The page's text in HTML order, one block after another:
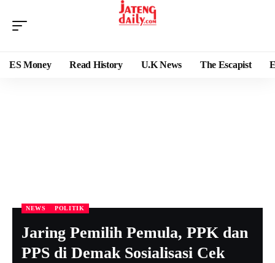
ES Money Read History U.K News The Escapist
NEWS POLITIK
Jaring Pemilih Pemula, PPK dan
PPS di Demak Sosialisasi Cek